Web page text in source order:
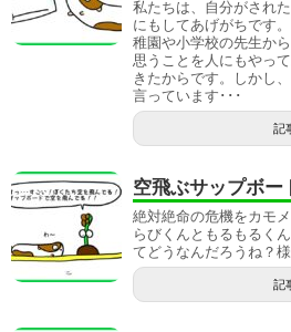
私たちは、自分がされ
にもしてあげがちです
稚園や小学校の先生か
思うことを人にもやっ
きたからです。しかし
言っています･･･
記
空飛ぶサップボー
絶対絶命の危機をカモ
らびくんともるもるく
てどうなんだろうね？
記